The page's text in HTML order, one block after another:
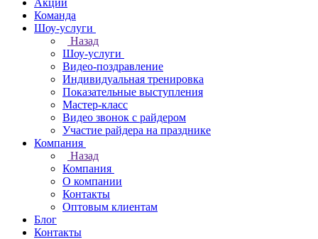
Акции
Команда
Шоу-услуги
Назад
Шоу-услуги
Видео-поздравление
Индивидуальная тренировка
Показательные выступления
Мастер-класс
Видео звонок с райдером
Участие райдера на празднике
Компания
Назад
Компания
О компании
Контакты
Оптовым клиентам
Блог
Контакты